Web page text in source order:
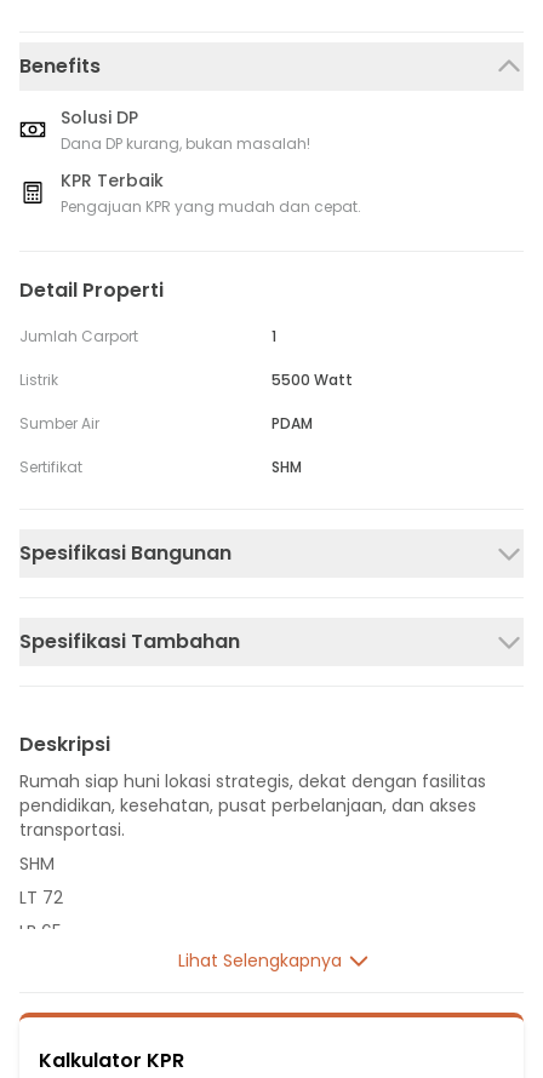
Benefits
Solusi DP
Dana DP kurang, bukan masalah!
KPR Terbaik
Pengajuan KPR yang mudah dan cepat.
Detail Properti
Jumlah Carport 1
Listrik 5500 Watt
Sumber Air PDAM
Sertifikat SHM
Spesifikasi Bangunan
Spesifikasi Tambahan
Deskripsi
Rumah siap huni lokasi strategis, dekat dengan fasilitas
pendidikan, kesehatan, pusat perbelanjaan, dan akses
transportasi.
SHM
LT 72
LB 65
Listrik 5500 VA
Lihat Selengkapnya
Kalkulator KPR